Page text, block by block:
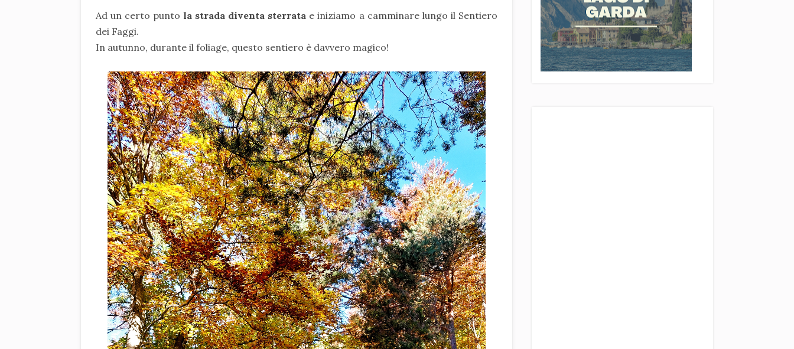
Ad un certo punto la strada diventa sterrata e iniziamo a camminare lungo il Sentiero
dei Faggi.
In autunno, durante il foliage, questo sentiero è davvero magico!